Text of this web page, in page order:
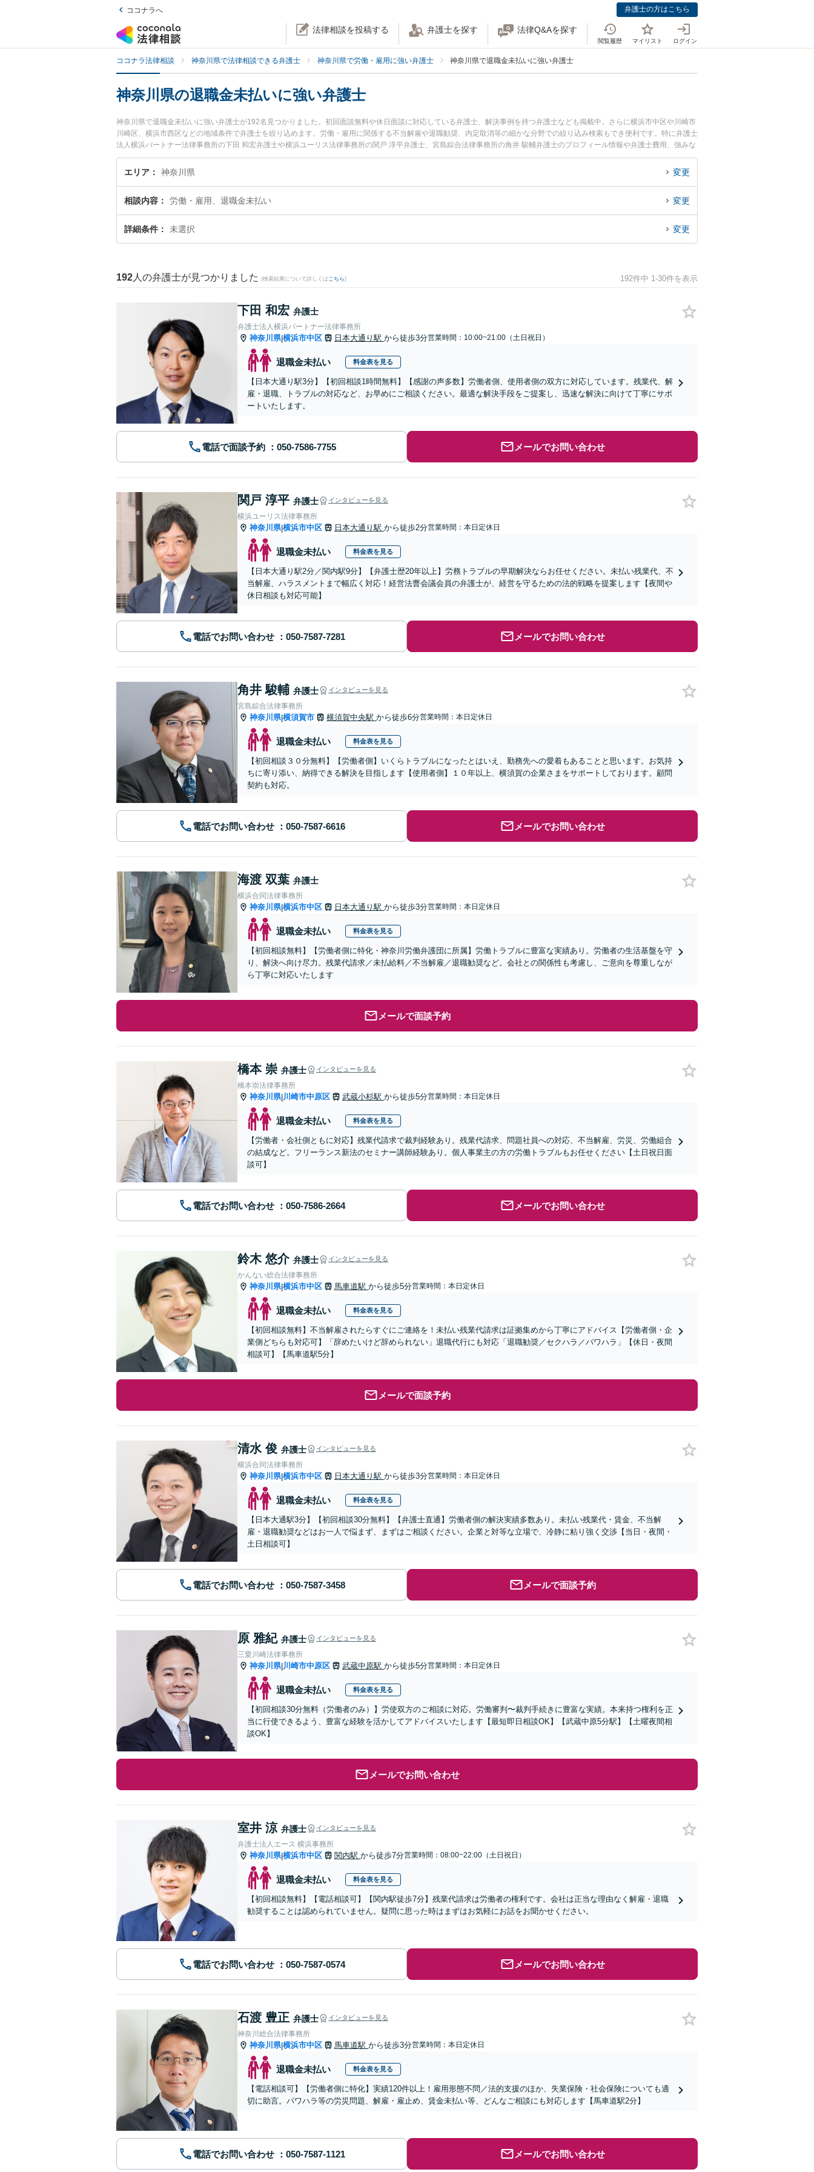
ココナラへ 弁護士の方はこちら
法律相談を投稿する 弁護士を探す 法律Q&Aを探す
閲覧履歴 マイリスト ログイン
ココナラ法律相談 神奈川県で法律相談できる弁護士 神奈川県で労働・雇用に強い弁護士 神奈川県で退職金未払いに強い弁護士
神奈川県の退職金未払いに強い弁護士
神奈川県で退職金未払いに強い弁護士が192名見つかりました。初回面談無料や休日面談に対応している弁護士、解決事例を持つ弁護士なども掲載中。さらに横浜市中区や川崎市
川崎区、横浜市西区などの地域条件で弁護士を絞り込めます。労働・雇用に関係する不当解雇や退職勧奨、内定取消等の細かな分野での絞り込み検索もでき便利です。特に弁護士
法人横浜パートナー法律事務所の下田 和宏弁護士や横浜ユーリス法律事務所の関戸 淳平弁護士、宮島綜合法律事務所の角井 駿輔弁護士のプロフィール情報や弁護士費用、強みな
どが注目されています。『神奈川県で土日や夜間に発生した退職金未払いのトラブルを今すぐに弁護士に相談したい』『退職金未払いのトラブル解決の実績豊富な近くの弁護士を
検索したい』『初回相談無料で退職金未払いを法律相談できる神奈川県内の弁護士に相談予約したい』などでお困りの相談者さんにおすすめです。
エリア 神奈川県 変更
相談内容 労働・雇用、退職金未払い 変更
詳細条件 未選択 変更
192 人の弁護士が見つかりました (検索結果について詳しくは こちら) 192件中 1-30件を表示
下田 和宏 弁護士
弁護士法人横浜パートナー法律事務所
神奈川県|横浜市中区 日本大通り駅 から徒歩3分営業時間：10:00~21:00（土日祝日）
退職金未払い 料金表を見る
【日本大通り駅3分】【初回相談1時間無料】【感謝の声多数】労働者側、使用者側の双方に対応しています。残業代、解
雇・退職、トラブルの対応など、お早めにご相談ください。最適な解決手段をご提案し、迅速な解決に向けて丁寧にサポ
ートいたします。
電話で面談予約 メールでお問い合わせ
関戸 淳平 弁護士 インタビューを見る
横浜ユーリス法律事務所
神奈川県|横浜市中区 日本大通り駅 から徒歩2分営業時間：本日定休日
退職金未払い 料金表を見る
【日本大通り駅2分／関内駅9分】【弁護士歴20年以上】労務トラブルの早期解決ならお任せください。未払い残業代、不
当解雇、ハラスメントまで幅広く対応！経営法曹会議会員の弁護士が、経営を守るための法的戦略を提案します【夜間や
休日相談も対応可能】
電話でお問い合わせ メールでお問い合わせ
角井 駿輔 弁護士 インタビューを見る
宮島綜合法律事務所
神奈川県|横須賀市 横須賀中央駅 から徒歩6分営業時間：本日定休日
退職金未払い 料金表を見る
【初回相談３０分無料】【労働者側】いくらトラブルになったとはいえ、勤務先への愛着もあることと思います。お気持
ちに寄り添い、納得できる解決を目指します【使用者側】１０年以上、横須賀の企業さまをサポートしております。顧問
契約も対応。
電話でお問い合わせ メールでお問い合わせ
海渡 双葉 弁護士
横浜合同法律事務所
神奈川県|横浜市中区 日本大通り駅 から徒歩3分営業時間：本日定休日
退職金未払い 料金表を見る
【初回相談無料】【労働者側に特化・神奈川労働弁護団に所属】労働トラブルに豊富な実績あり。労働者の生活基盤を守
り、解決へ向け尽力。残業代請求／未払給料／不当解雇／退職勧奨など。会社との関係性も考慮し、ご意向を尊重しなが
ら丁寧に対応いたします
メールで面談予約
橋本 崇 弁護士 インタビューを見る
橋本崇法律事務所
神奈川県|川崎市中原区 武蔵小杉駅 から徒歩5分営業時間：本日定休日
退職金未払い 料金表を見る
【労働者・会社側ともに対応】残業代請求で裁判経験あり。残業代請求、問題社員への対応、不当解雇、労災、労働組合
の結成など。フリーランス新法のセミナー講師経験あり。個人事業主の方の労働トラブルもお任せください【土日祝日面
談可】
電話でお問い合わせ メールでお問い合わせ
鈴木 悠介 弁護士 インタビューを見る
かんない総合法律事務所
神奈川県|横浜市中区 馬車道駅 から徒歩5分営業時間：本日定休日
退職金未払い 料金表を見る
【初回相談無料】不当解雇されたらすぐにご連絡を！未払い残業代請求は証拠集めから丁寧にアドバイス【労働者側・企
業側どちらも対応可】「辞めたいけど辞められない」退職代行にも対応「退職勧奨／セクハラ／パワハラ」【休日・夜間
相談可】【馬車道駅5分】
メールで面談予約
清水 俊 弁護士 インタビューを見る
横浜合同法律事務所
神奈川県|横浜市中区 日本大通り駅 から徒歩3分営業時間：本日定休日
退職金未払い 料金表を見る
【日本大通駅3分】【初回相談30分無料】【弁護士直通】労働者側の解決実績多数あり。未払い残業代・賃金、不当解
雇・退職勧奨などはお一人で悩まず、まずはご相談ください。企業と対等な立場で、冷静に粘り強く交渉【当日・夜間・
土日相談可】
電話でお問い合わせ メールで面談予約
原 雅紀 弁護士 インタビューを見る
三愛川崎法律事務所
神奈川県|川崎市中原区 武蔵中原駅 から徒歩5分営業時間：本日定休日
退職金未払い 料金表を見る
【初回相談30分無料（労働者のみ）】労使双方のご相談に対応。労働審判〜裁判手続きに豊富な実績。本来持つ権利を正
当に行使できるよう、豊富な経験を活かしてアドバイスいたします【最短即日相談OK】【武蔵中原5分駅】【土曜夜間相
談OK】
メールでお問い合わせ
室井 涼 弁護士 インタビューを見る
弁護士法人エース 横浜事務所
神奈川県|横浜市中区 関内駅 から徒歩7分営業時間：08:00~22:00（土日祝日）
退職金未払い 料金表を見る
【初回相談無料】【電話相談可】【関内駅徒歩7分】残業代請求は労働者の権利です。会社は正当な理由なく解雇・退職
勧奨することは認められていません。疑問に思った時はまずはお気軽にお話をお聞かせください。
電話でお問い合わせ メールでお問い合わせ
石渡 豊正 弁護士 インタビューを見る
神奈川総合法律事務所
神奈川県|横浜市中区 馬車道駅 から徒歩3分営業時間：本日定休日
退職金未払い 料金表を見る
【電話相談可】【労働者側に特化】実績120件以上！雇用形態不問／法的支援のほか、失業保険・社会保険についても適
切に助言。パワハラ等の労災問題、解雇・雇止め、賃金未払い等、どんなご相談にも対応します【馬車道駅2分】
電話でお問い合わせ メールでお問い合わせ